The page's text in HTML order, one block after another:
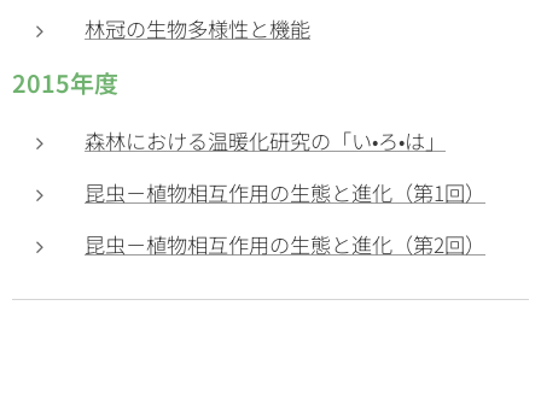
林冠の生物多様性と機能
2015年度
森林における温暖化研究の「い•ろ•は」
昆虫－植物相互作用の生態と進化（第1回）
昆虫－植物相互作用の生態と進化（第2回）